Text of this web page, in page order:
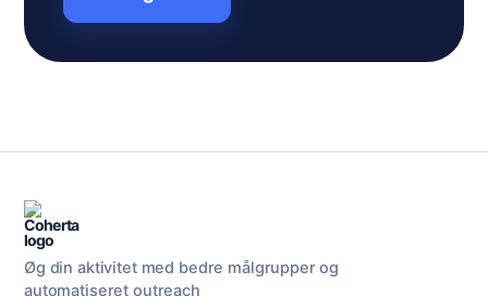
Øg din aktivitet med bedre målgrupper og
automatiseret outreach